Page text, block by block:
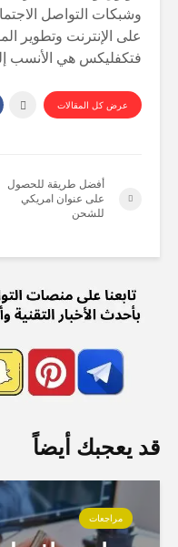
وشبكات التواصل
على الإنترنت وتطوير
فتكفليكس هي الأنسب
عرض كل المقالات
أفضل طريقة للحصول
على عنوان امريكي
للشحن
قد يعجبك أيضاً
مراجعات